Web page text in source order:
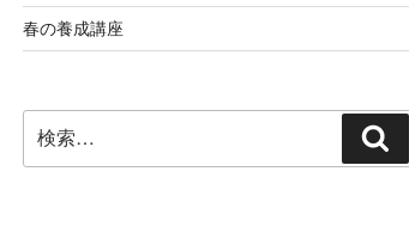
春の養成講座
索:
索